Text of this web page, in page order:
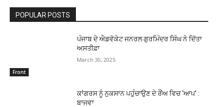
POPULAR POSTS
Front
ਪੰਜਾਬ ਦੇ ਐਡਵੋਕੇਟ ਜਨਰਲ ਗੁਰਮਿੰਦਰ ਸਿੰਘ ਨੇ ਦਿੱਤਾ
ਅਸਤੀਫ਼ਾ
March 30, 2025
ਕਾਂਗਰਸ ਨੂੰ ਨੁਕਸਾਨ ਪਹੁੰਚਾਉਣ ਦੇ ਰੌਂਅ ਵਿਚ ‘ਆਪ’ :
ਬਾਜਵਾ